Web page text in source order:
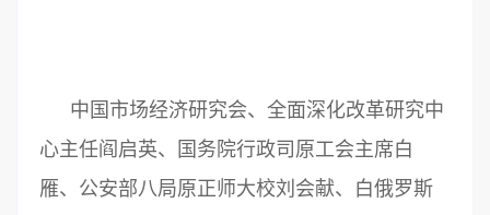
中国市场经济研究会、全面深化改革研究中
心主任阎启英、国务院行政司原工会主席白
雁、公安部八局原正师大校刘会献、白俄罗斯